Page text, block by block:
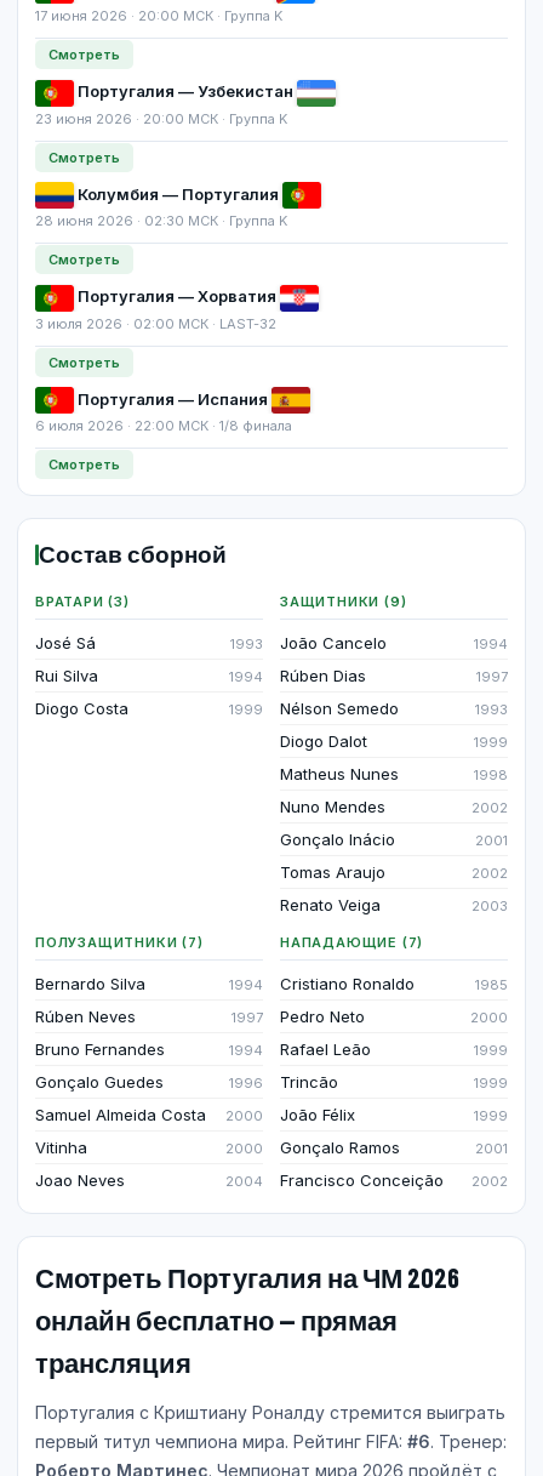
17 июня 2026 · 20:00 МСК · Группа K
Смотреть
Португалия — Узбекистан
23 июня 2026 · 20:00 МСК · Группа K
Смотреть
Колумбия — Португалия
28 июня 2026 · 02:30 МСК · Группа K
Смотреть
Португалия — Хорватия
3 июля 2026 · 02:00 МСК · LAST-32
Смотреть
Португалия — Испания
6 июля 2026 · 22:00 МСК · 1/8 финала
Смотреть
Состав сборной
ВРАТАРИ (3)
José Sá 1993
Rui Silva 1994
Diogo Costa 1999
ЗАЩИТНИКИ (9)
João Cancelo 1994
Rúben Dias 1997
Nélson Semedo 1993
Diogo Dalot 1999
Matheus Nunes 1998
Nuno Mendes 2002
Gonçalo Inácio 2001
Tomas Araujo 2002
Renato Veiga 2003
ПОЛУЗАЩИТНИКИ (7)
Bernardo Silva 1994
Rúben Neves 1997
Bruno Fernandes 1994
Gonçalo Guedes 1996
Samuel Almeida Costa 2000
Vitinha 2000
Joao Neves 2004
НАПАДАЮЩИЕ (7)
Cristiano Ronaldo 1985
Pedro Neto 2000
Rafael Leão 1999
Trincão 1999
João Félix 1999
Gonçalo Ramos 2001
Francisco Conceição 2002
Смотреть Португалия на ЧМ 2026
онлайн бесплатно — прямая
трансляция
Португалия с Криштиану Роналду стремится выиграть
первый титул чемпиона мира. Рейтинг FIFA: #6. Тренер:
Роберто Мартинес. Чемпионат мира 2026 пройдёт с